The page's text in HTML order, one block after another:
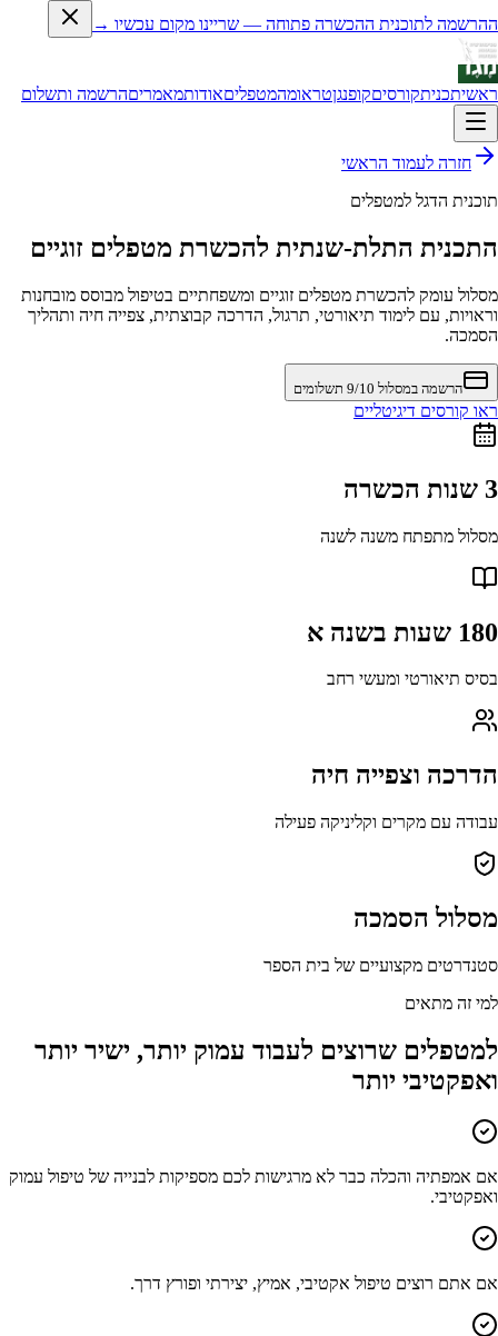
ההרשמה לתוכנית ההכשרה פתוחה — שריינו מקום עכשיו →
ראשיתכניתקורסיםקופנגןטראומהמטפליםאודותמאמריםהרשמה ותשלום
חזרה לעמוד הראשי
תוכנית הדגל למטפלים
התכנית התלת-שנתית להכשרת מטפלים זוגיים
מסלול עומק להכשרת מטפלים זוגיים ומשפחתיים בטיפול מבוסס מובחנות
וראויות, עם לימוד תיאורטי, תרגול, הדרכה קבוצתית, צפייה חיה ותהליך
הסמכה.
הרשמה במסלול 9/10 תשלומים
ראו קורסים דיגיטליים
3 שנות הכשרה
מסלול מתפתח משנה לשנה
180 שעות בשנה א
בסיס תיאורטי ומעשי רחב
הדרכה וצפייה חיה
עבודה עם מקרים וקליניקה פעילה
מסלול הסמכה
סטנדרטים מקצועיים של בית הספר
למי זה מתאים
למטפלים שרוצים לעבוד עמוק יותר, ישיר יותר
ואפקטיבי יותר
אם אמפתיה והכלה כבר לא מרגישות לכם מספיקות לבנייה של טיפול עמוק
ואפקטיבי.
אם אתם רוצים טיפול אקטיבי, אמיץ, יצירתי ופורץ דרך.